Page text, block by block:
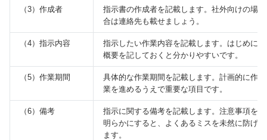
（3）作成者
指示書の作成者を記載します。社外向けの場
合は連絡先も載せましょう。
（4）指示内容
指示したい作業内容を記載します。はじめに
概要を記しておくと分かりやすいです。
（5）作業期間
具体的な作業期間を記載します。計画的に作
業を進めるうえで重要な項目です。
（6）備考
指示に関する備考を記載します。注意事項を
明らかにすると、よくあるミスを未然に防げ
ます。